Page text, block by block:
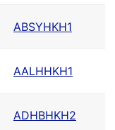
ABSYHKH1
AALHHKH1
ADHBHKH2